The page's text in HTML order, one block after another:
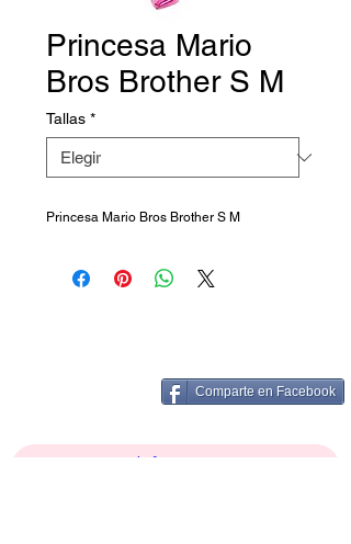
Princesa Mario
Bros Brother S M
Tallas *
Princesa Mario Bros Brother S M
Comparte en Facebook